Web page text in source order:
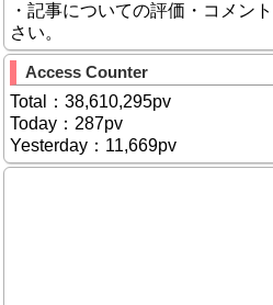
・記事についての評価・コメン
さい。
Access Counter
Total：38,610,295pv
Today：287pv
Yesterday：11,669pv